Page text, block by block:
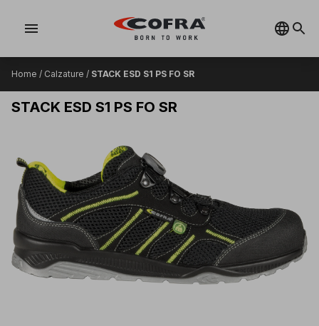
menu
Home / Calzature / STACK ESD S1 PS FO SR
STACK ESD S1 PS FO SR